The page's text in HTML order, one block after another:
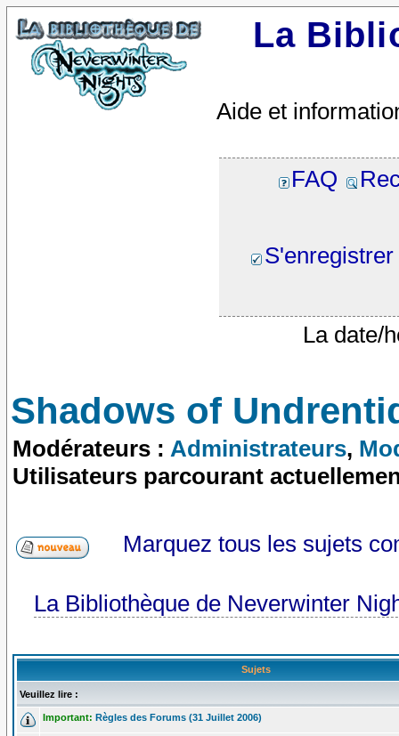
La
Aide et
FAQ
S'enregistrer
La date/
Shadows of
Modérateurs : Administrateurs,
Utilisateurs parcourant
Marquez tous les sujets
La Bibliothèque de Neverwinter
Sujets
Veuillez lire :
Important: Règles des Forums (31 Juillet 2006)